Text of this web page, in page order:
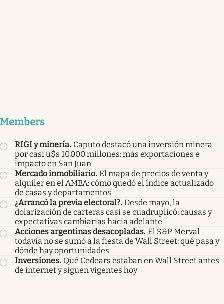
Members
RIGI y minería. Caputo destacó una inversión minera
por casi u$s 10.000 millones: más exportaciones e
impacto en San Juan
Mercado inmobiliario. El mapa de precios de venta y
alquiler en el AMBA: cómo quedó el índice actualizado
de casas y departamentos
¿Arrancó la previa electoral?. Desde mayo, la
dolarización de carteras casi se cuadruplicó: causas y
expectativas cambiarias hacia adelante
Acciones argentinas desacopladas. El S&P Merval
todavía no se sumó a la fiesta de Wall Street: qué pasa y
dónde hay oportunidades
Inversiones. Qué Cedears estaban en Wall Street antes
de internet y siguen vigentes hoy